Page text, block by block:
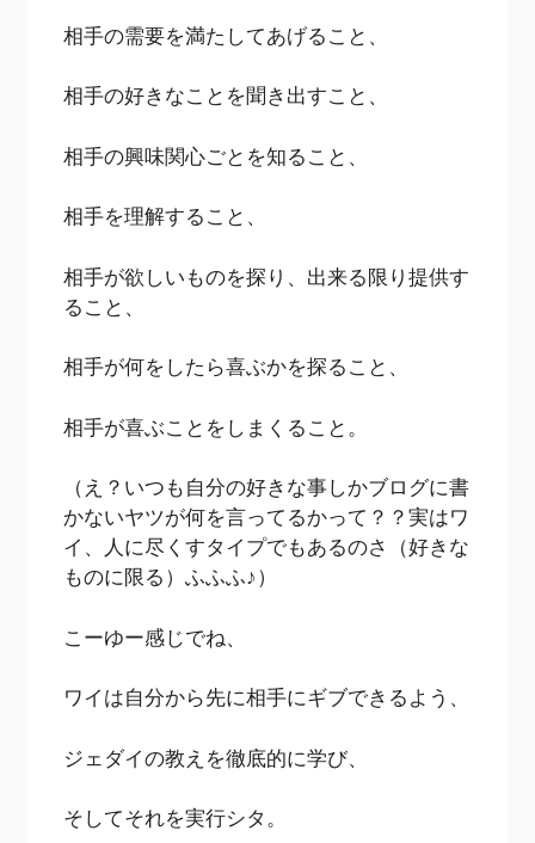
相手の需要を満たしてあげること、
相手の好きなことを聞き出すこと、
相手の興味関心ごとを知ること、
相手を理解すること、
相手が欲しいものを探り、出来る限り提供す
ること、
相手が何をしたら喜ぶかを探ること、
相手が喜ぶことをしまくること。
（え？いつも自分の好きな事しかブログに書
かないヤツが何を言ってるかって？？実はワ
イ、人に尽くすタイプでもあるのさ（好きな
ものに限る）ふふふ♪）
こーゆー感じでね、
ワイは自分から先に相手にギブできるよう、
ジェダイの教えを徹底的に学び、
そしてそれを実行シタ。